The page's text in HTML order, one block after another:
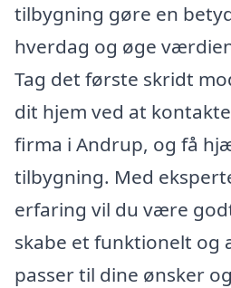
tilbygning gøre en
hverdag og øge
Tag det første skridt
dit hjem ved at
firma i Andrup, og få
tilbygning. Med
erfaring vil du være
skabe et funktionelt og
passer til dine ønsker